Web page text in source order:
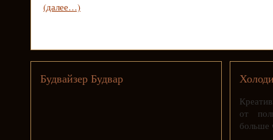
(далее…)
Будвайзер Будвар
от
больше